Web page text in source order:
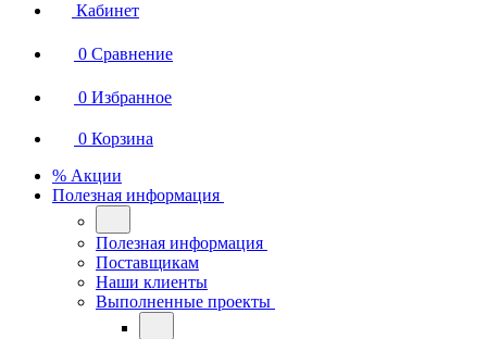
Кабинет
0 Сравнение
0 Избранное
0 Корзина
% Акции
Полезная информация
Полезная информация
Поставщикам
Наши клиенты
Выполненные проекты